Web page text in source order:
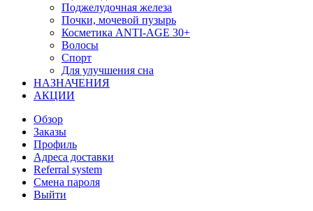
Поджелудочная железа
Почки, мочевой пузырь
Косметика ANTI-AGE 30+
Волосы
Спорт
Для улучшения сна
НАЗНАЧЕНИЯ
АКЦИИ
Обзор
Заказы
Профиль
Адреса доставки
Referral system
Смена пароля
Выйти